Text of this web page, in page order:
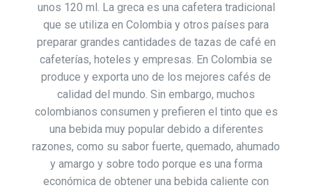
unos 120 ml. La greca es una cafetera tradicional
que se utiliza en Colombia y otros países para
preparar grandes cantidades de tazas de café en
cafeterías, hoteles y empresas. En Colombia se
produce y exporta uno de los mejores cafés de
calidad del mundo. Sin embargo, muchos
colombianos consumen y prefieren el tinto que es
una bebida muy popular debido a diferentes
razones, como su sabor fuerte, quemado, ahumado
y amargo y sobre todo porque es una forma
económica de obtener una bebida caliente con